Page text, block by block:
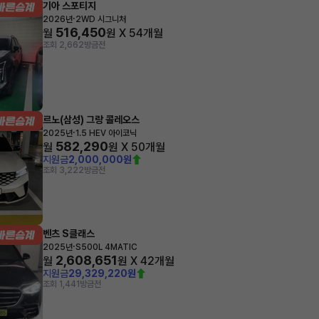
기아 스포티지
2026년·2WD 시그니처
월 516,450원 X 54개월
조회 2,662방금전
르노(삼성) 그랑 콜레오스
2025년·1.5 HEV 아이코닉
월 582,290원 X 50개월
지원금2,000,000원
조회 3,222방금전
벤츠 S클래스
2025년·S500L 4MATIC
월 2,608,651원 X 42개월
지원금29,329,220원
조회 1,441 방금전